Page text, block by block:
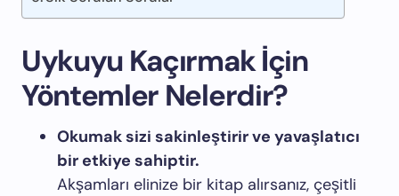
Uykuyu Kaçırmak İçin
Yöntemler Nelerdir?
Okumak sizi sakinleştirir ve yavaşlatıcı
bir etkiye sahiptir.
Akşamları elinize bir kitap alırsanız, çeşitli